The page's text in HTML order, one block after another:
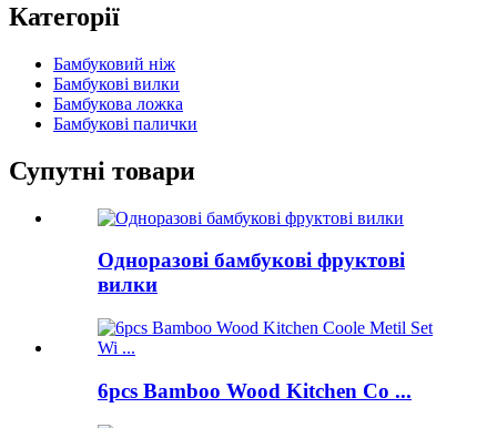
Категорії
Бамбуковий ніж
Бамбукові вилки
Бамбукова ложка
Бамбукові палички
Супутні товари
Одноразові бамбукові фруктові
вилки
6pcs Bamboo Wood Kitchen Co ...